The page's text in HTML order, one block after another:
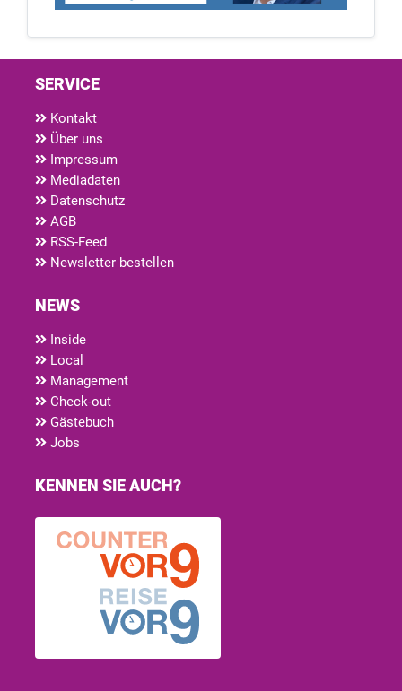
SERVICE
Kontakt
Über uns
Impressum
Mediadaten
Datenschutz
AGB
RSS-Feed
Newsletter bestellen
NEWS
Inside
Local
Management
Check-out
Gästebuch
Jobs
KENNEN SIE AUCH?